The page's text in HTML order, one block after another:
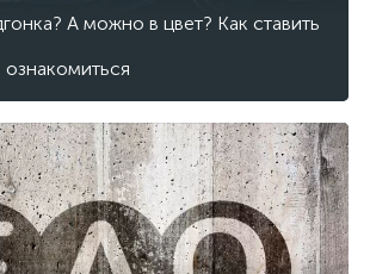
А можно в цвет? Как ставить